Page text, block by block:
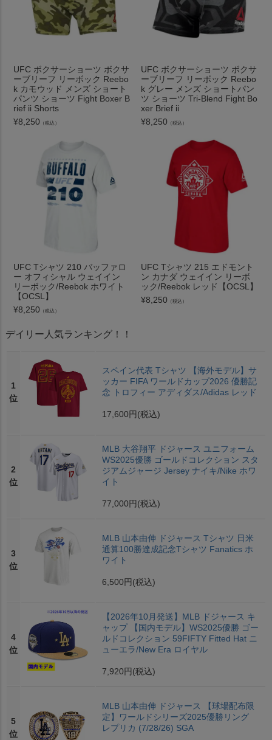
UFC ボクサーショーツ ボクサ
ーブリーフ リーボック Reebo
k カモウッド メンズ ショート
パンツ ショーツ Fight Boxer B
rief ii Shorts
¥8,250 （税込）
UFC ボクサーショーツ ボクサ
ーブリーフ リーボック Reebo
k グレー メンズ ショートパン
ツ ショーツ Tri-Blend Fight Bo
xer Brief ii
¥8,250 （税込）
UFC Tシャツ 210 バッファロ
ー オフィシャル ウェイイン
リーボック/Reebok ホワイト
【OCSL】
¥8,250 （税込）
UFC Tシャツ 215 エドモント
ン カナダ ウェイイン リーボ
ック/Reebok レッド【OCSL】
¥8,250 （税込）
デイリー人気ランキング！！
1
位
スペイン代表 Tシャツ 【海外モデル】サ
ッカー FIFA ワールドカップ2026 優勝記
念 トロフィー アディダス/Adidas レッド
17,600円 (税込)
2
位
MLB 大谷翔平 ドジャース ユニフォーム
WS2025優勝 ゴールドコレクション スタ
ジアムジャージ Jersey ナイキ/Nike ホワ
イト
77,000円 (税込)
3
位
MLB 山本由伸 ドジャース Tシャツ 日米
通算100勝達成記念Tシャツ Fanatics ホ
ワイト
6,500円 (税込)
4
位
【2026年10月発送】MLB ドジャース キ
ャップ 【国内モデル】WS2025優勝 ゴー
ルドコレクション 59FIFTY Fitted Hat ニ
ューエラ/New Era ロイヤル
7,920円 (税込)
5
位
MLB 山本由伸 ドジャース 【球場配布限
定】ワールドシリーズ2025優勝リング
レプリカ (7/28/26) SGA